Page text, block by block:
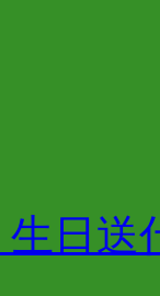
日送